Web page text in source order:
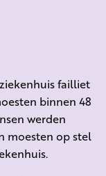
failliet
binnen 48
werden
moesten op stel